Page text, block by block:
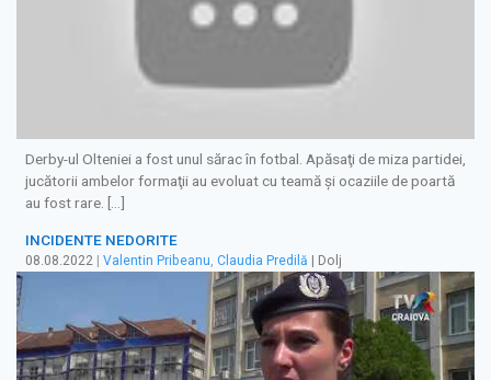
Derby-ul Olteniei a fost unul sărac în fotbal. Apăsaţi de miza partidei,
jucătorii ambelor formaţii au evoluat cu teamă şi ocaziile de poartă
au fost rare. […]
INCIDENTE NEDORITE
08.08.2022 Valentin Pribeanu, Claudia Predilă | Dolj